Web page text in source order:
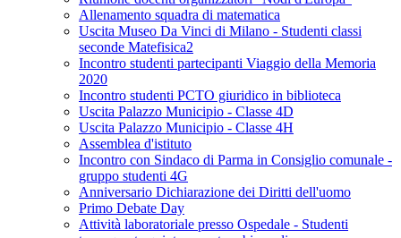
Allenamento squadra di matematica
Uscita Museo Da Vinci di Milano - Studenti classi
seconde Matefisica2
Incontro studenti partecipanti Viaggio della Memoria
2020
Incontro studenti PCTO giuridico in biblioteca
Uscita Palazzo Municipio - Classe 4D
Uscita Palazzo Municipio - Classe 4H
Assemblea d'istituto
Incontro con Sindaco di Parma in Consiglio comunale -
gruppo studenti 4G
Anniversario Dichiarazione dei Diritti dell'uomo
Primo Debate Day
Attività laboratoriale presso Ospedale - Studenti